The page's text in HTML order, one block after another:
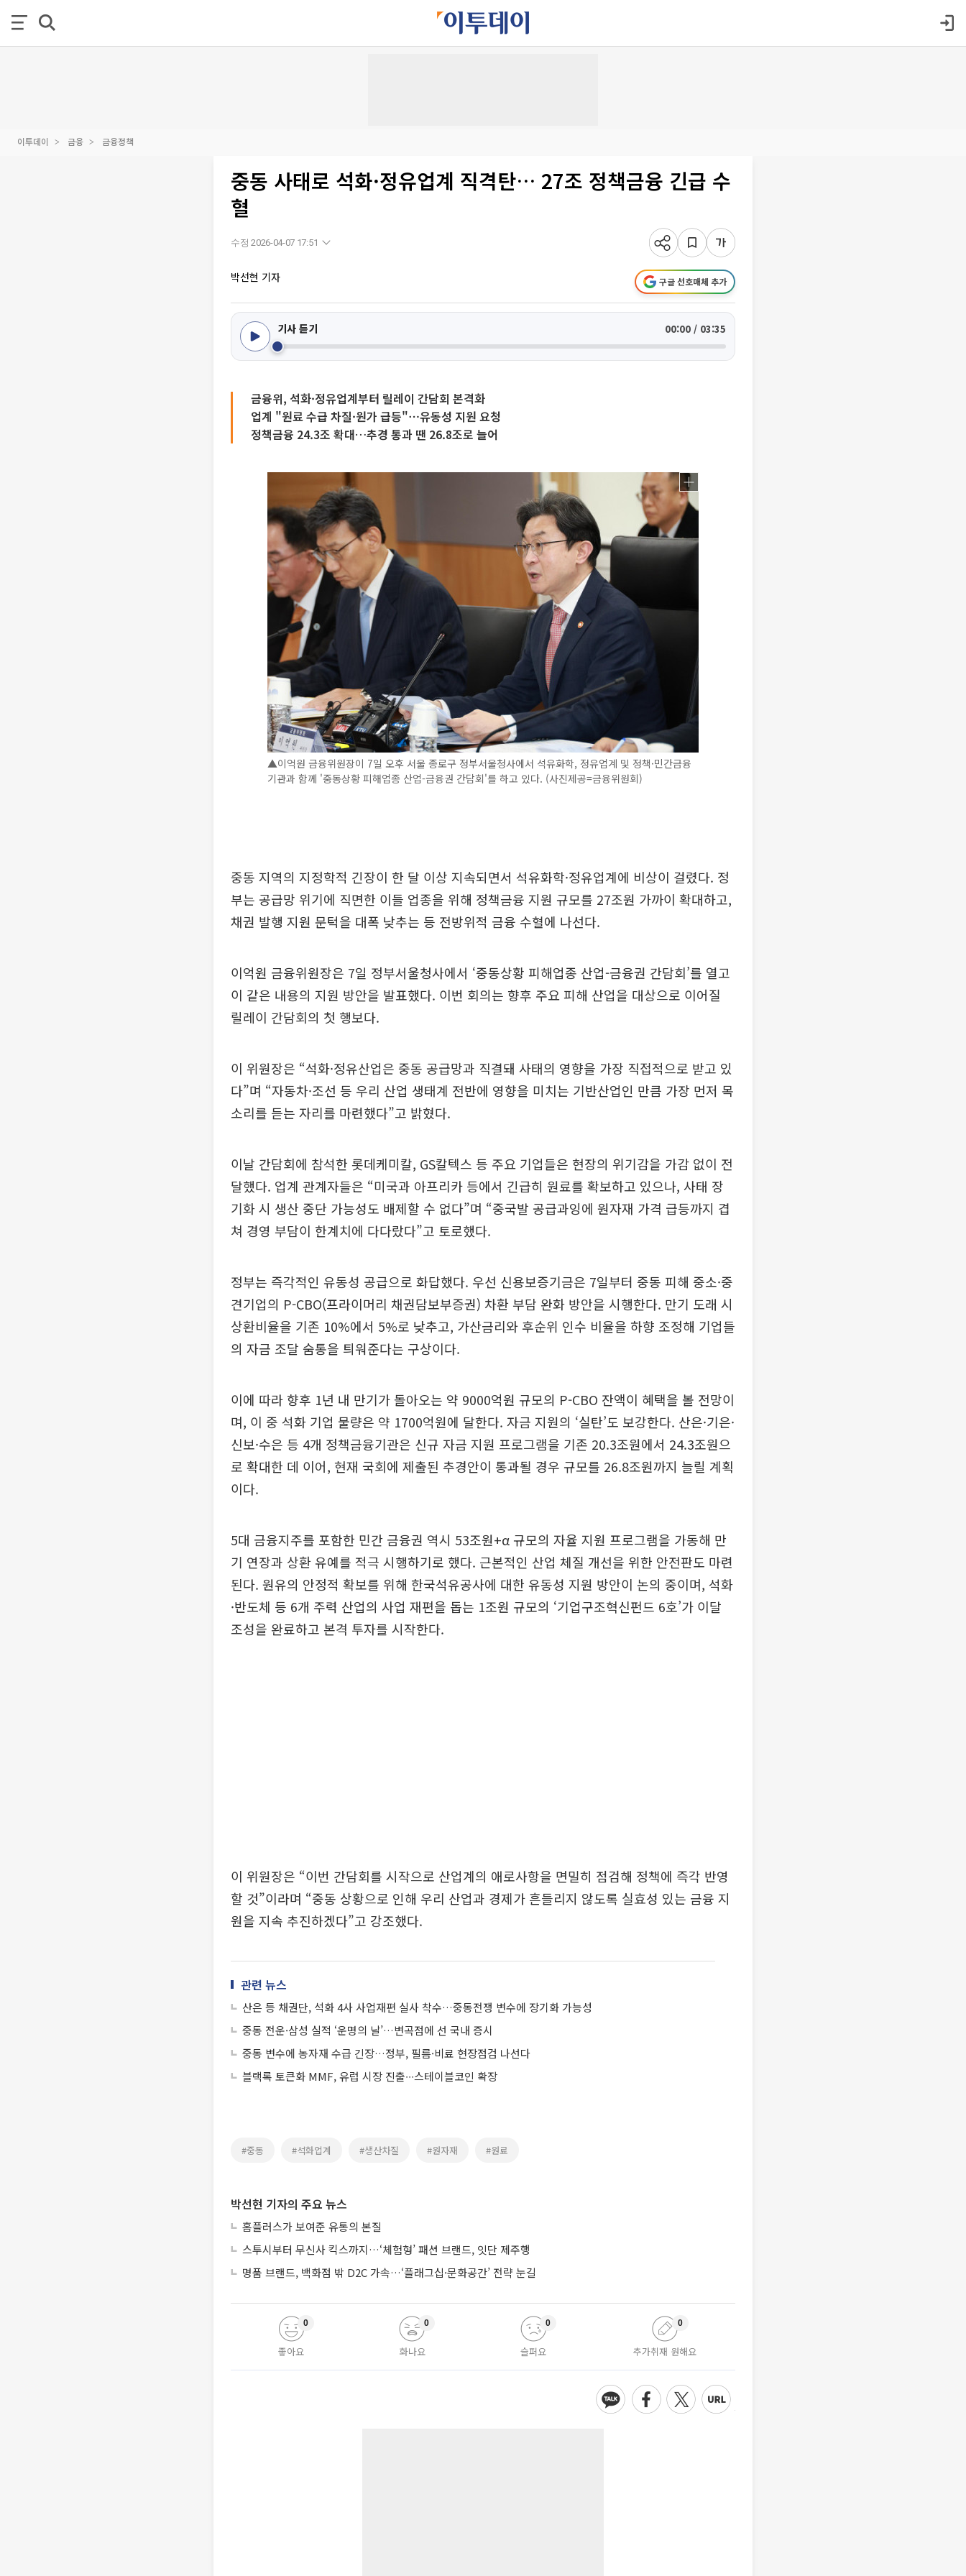
이투데이 금융 금융정책
중동 사태로 석화·정유업계 직격탄… 27조 정책금융 긴급 수
혈
수정 2026-04-07 17:51
박선현 기자 구글 선호매체 추가
기사 듣기 00:00 / 03:35
금융위, 석화·정유업계부터 릴레이 간담회 본격화
업계 "원료 수급 차질·원가 급등"⋯유동성 지원 요청
정책금융 24.3조 확대…추경 통과 땐 26.8조로 늘어
▲이억원 금융위원장이 7일 오후 서울 종로구 정부서울청사에서 석유화학, 정유업계 및 정책·민간금융
기관과 함께 '중동상황 피해업종 산업-금융권 간담회'를 하고 있다. (사진제공=금융위원회)
중동 지역의 지정학적 긴장이 한 달 이상 지속되면서 석유화학·정유업계에 비상이 걸렸다. 정
부는 공급망 위기에 직면한 이들 업종을 위해 정책금융 지원 규모를 27조원 가까이 확대하고,
채권 발행 지원 문턱을 대폭 낮추는 등 전방위적 금융 수혈에 나선다.
이억원 금융위원장은 7일 정부서울청사에서 ‘중동상황 피해업종 산업-금융권 간담회’를 열고
이 같은 내용의 지원 방안을 발표했다. 이번 회의는 향후 주요 피해 산업을 대상으로 이어질
릴레이 간담회의 첫 행보다.
이 위원장은 “석화·정유산업은 중동 공급망과 직결돼 사태의 영향을 가장 직접적으로 받고 있
다”며 “자동차·조선 등 우리 산업 생태계 전반에 영향을 미치는 기반산업인 만큼 가장 먼저 목
소리를 듣는 자리를 마련했다”고 밝혔다.
이날 간담회에 참석한 롯데케미칼, GS칼텍스 등 주요 기업들은 현장의 위기감을 가감 없이 전
달했다. 업계 관계자들은 “미국과 아프리카 등에서 긴급히 원료를 확보하고 있으나, 사태 장
기화 시 생산 중단 가능성도 배제할 수 없다”며 “중국발 공급과잉에 원자재 가격 급등까지 겹
쳐 경영 부담이 한계치에 다다랐다”고 토로했다.
정부는 즉각적인 유동성 공급으로 화답했다. 우선 신용보증기금은 7일부터 중동 피해 중소·중
견기업의 P-CBO(프라이머리 채권담보부증권) 차환 부담 완화 방안을 시행한다. 만기 도래 시
상환비율을 기존 10%에서 5%로 낮추고, 가산금리와 후순위 인수 비율을 하향 조정해 기업들
의 자금 조달 숨통을 틔워준다는 구상이다.
이에 따라 향후 1년 내 만기가 돌아오는 약 9000억원 규모의 P-CBO 잔액이 혜택을 볼 전망이
며, 이 중 석화 기업 물량은 약 1700억원에 달한다. 자금 지원의 ‘실탄’도 보강한다. 산은·기은·
신보·수은 등 4개 정책금융기관은 신규 자금 지원 프로그램을 기존 20.3조원에서 24.3조원으
로 확대한 데 이어, 현재 국회에 제출된 추경안이 통과될 경우 규모를 26.8조원까지 늘릴 계획
이다.
5대 금융지주를 포함한 민간 금융권 역시 53조원+α 규모의 자율 지원 프로그램을 가동해 만
기 연장과 상환 유예를 적극 시행하기로 했다. 근본적인 산업 체질 개선을 위한 안전판도 마련
된다. 원유의 안정적 확보를 위해 한국석유공사에 대한 유동성 지원 방안이 논의 중이며, 석화
·반도체 등 6개 주력 산업의 사업 재편을 돕는 1조원 규모의 ‘기업구조혁신펀드 6호’가 이달
조성을 완료하고 본격 투자를 시작한다.
이 위원장은 “이번 간담회를 시작으로 산업계의 애로사항을 면밀히 점검해 정책에 즉각 반영
할 것”이라며 “중동 상황으로 인해 우리 산업과 경제가 흔들리지 않도록 실효성 있는 금융 지
원을 지속 추진하겠다”고 강조했다.
관련 뉴스
산은 등 채권단, 석화 4사 사업재편 실사 착수…중동전쟁 변수에 장기화 가능성
중동 전운·삼성 실적 ‘운명의 날’…변곡점에 선 국내 증시
중동 변수에 농자재 수급 긴장…정부, 필름·비료 현장점검 나선다
블랙록 토큰화 MMF, 유럽 시장 진출∙∙∙스테이블코인 확장
#중동 #석화업계 #생산차질 #원자재 #원료
박선현 기자의 주요 뉴스
홈플러스가 보여준 유통의 본질
스투시부터 무신사 킥스까지…‘체험형’ 패션 브랜드, 잇단 제주행
명품 브랜드, 백화점 밖 D2C 가속…‘플래그십·문화공간’ 전략 눈길
좋아요
0
화나요
0
슬퍼요
0
추가취재 원해요
0